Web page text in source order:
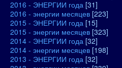
2016 - ЭНЕРГИИ года [31]
2016 - энергии месяцев [223]
2015 - ЭНЕРГИИ года [15]
2015 - энергии месяцев [323]
2014 - ЭНЕРГИИ года [32]
2014 - энергии месяцев [198]
2013 - ЭНЕРГИИ года [32]